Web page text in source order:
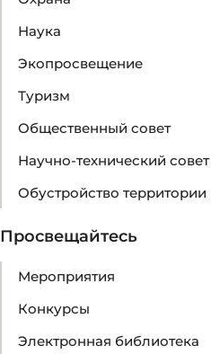
Наука
Экопросвещение
Туризм
Общественный совет
Научно-технический совет
Обустройство территории
Просвещайтесь
Мероприятия
Конкурсы
Электронная библиотека